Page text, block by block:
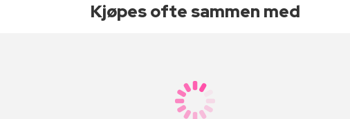
Kjøpes ofte sammen med